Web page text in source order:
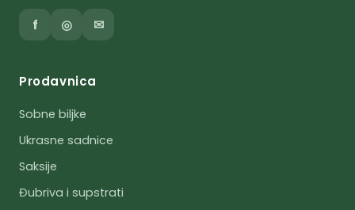
f ◎ ✉
Prodavnica
Sobne biljke
Ukrasne sadnice
Saksije
Đubriva i supstrati